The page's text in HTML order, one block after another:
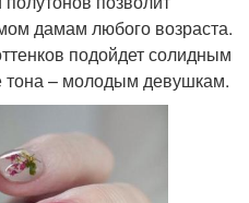
дамам любого возраста.
подойдет солидным
– молодым девушкам.